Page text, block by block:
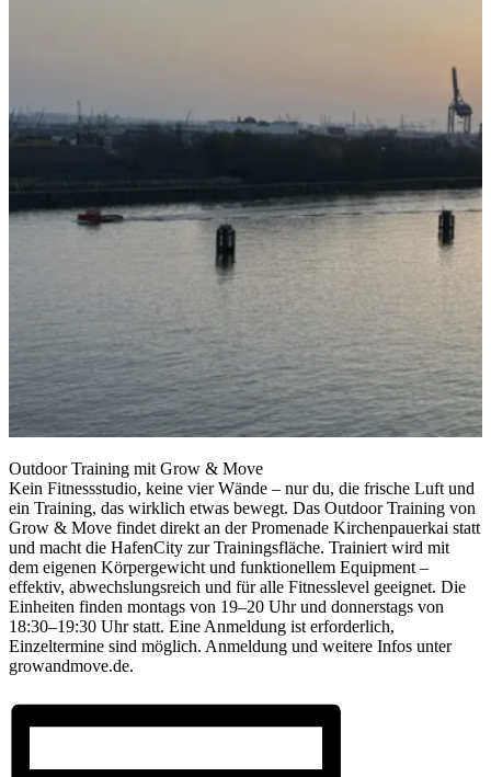
Outdoor Training mit Grow & Move
Kein Fitnessstudio, keine vier Wände – nur du, die frische Luft und
ein Training, das wirklich etwas bewegt. Das Outdoor Training von
Grow & Move findet direkt an der Promenade Kirchenpauerkai statt
und macht die HafenCity zur Trainingsfläche. Trainiert wird mit
dem eigenen Körpergewicht und funktionellem Equipment –
effektiv, abwechslungsreich und für alle Fitnesslevel geeignet. Die
Einheiten finden montags von 19–20 Uhr und donnerstags von
18:30–19:30 Uhr statt. Eine Anmeldung ist erforderlich,
Einzeltermine sind möglich. Anmeldung und weitere Infos unter
growandmove.de.